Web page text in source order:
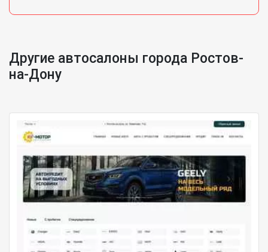
Другие автосалоны города Ростов-
на-Дону